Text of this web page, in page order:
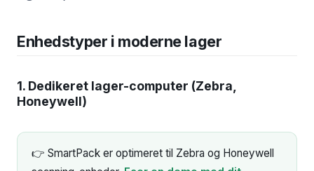
Enhedstyper i moderne lager
1. Dedikeret lager-computer (Zebra,
Honeywell)
👉 SmartPack er optimeret til Zebra og Honeywell